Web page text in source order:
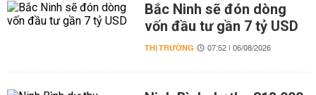
Bắc Ninh sẽ đón dòng
vốn đầu tư gần 7 tỷ USD
THỊ TRƯỜNG 07:52 | 06/08/2026